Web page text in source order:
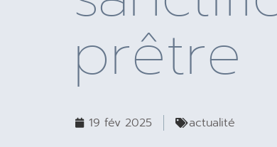
prêtre
19 fév 2025 actualité